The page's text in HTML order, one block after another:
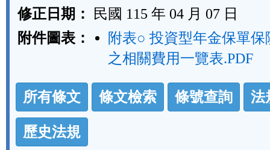
修正日期：
民國 115 年 04 月 07 日
附件圖表：
附表○ 投資型年金保單保
之相關費用一覽表.PDF
法
規
功
能
所有條文 條文檢索 條號查詢 法
歷史法規